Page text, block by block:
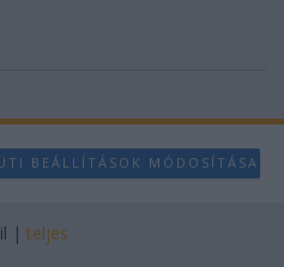
BEÁLLÍTÁSOK MÓDOSÍTÁSA
| teljes